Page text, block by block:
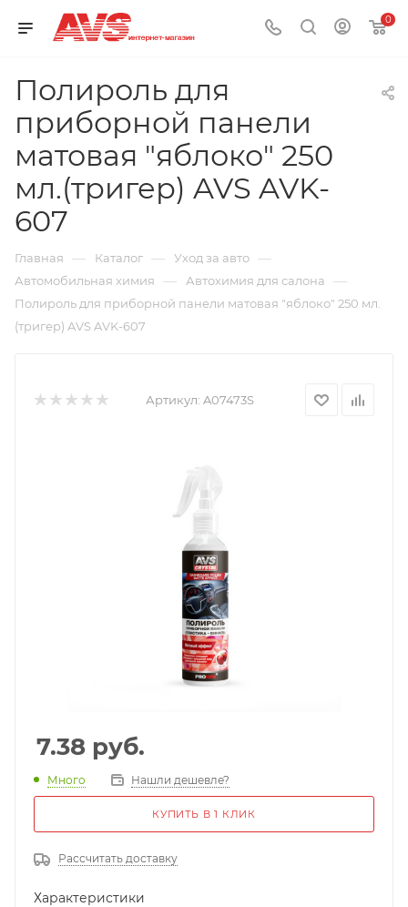
0
Полироль для
приборной панели
матовая "яблоко" 250
мл.(тригер) AVS AVK-
607
Главная — Каталог — Уход за авто —
Автомобильная химия — Автохимия для салона —
Полироль для приборной панели матовая "яблоко" 250 мл.
(тригер) AVS AVK-607
Артикул: A07473S
7.38 руб.
Много Нашли дешевле?
КУПИТЬ В 1 КЛИК
Рассчитать доставку
Характеристики